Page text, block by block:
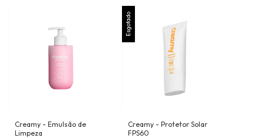
Creamy - Emulsão de
Limpeza
Esgotado
Creamy - Protetor Solar
FPS60